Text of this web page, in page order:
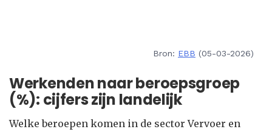
Bron: EBB (05-03-2026)
Werkenden naar beroepsgroep
(%): cijfers zijn landelijk
Welke beroepen komen in de sector Vervoer en